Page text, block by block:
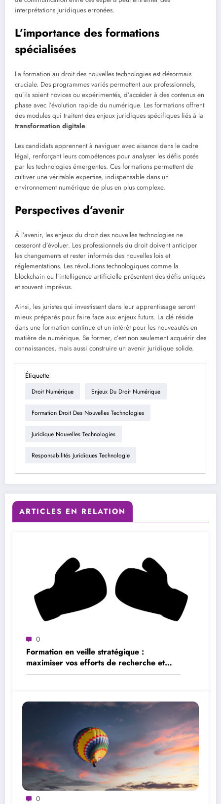
interprétations juridiques erronées.
L’importance des formations
spécialisées
La formation au droit des nouvelles technologies est désormais
cruciale. Des programmes variés permettent aux professionnels,
qu’ils soient novices ou expérimentés, d’accéder à des contenus en
phase avec l’évolution rapide du numérique. Les formations offrent
des modules qui traitent des enjeux juridiques spécifiques liés à la
transformation digitale.
Les candidats apprennent à naviguer avec aisance dans le cadre
légal, renforçant leurs compétences pour analyser les défis posés
par les technologies émergentes. Ces formations permettent de
cultiver une véritable expertise, indispensable dans un
environnement numérique de plus en plus complexe.
Perspectives d’avenir
À l’avenir, les enjeux du droit des nouvelles technologies ne
cesseront d’évoluer. Les professionnels du droit doivent anticiper
les changements et rester informés des nouvelles lois et
réglementations. Les révolutions technologiques comme la
blockchain ou l’intelligence artificielle présentent des défis uniques
et souvent imprévus.
Ainsi, les juristes qui investissent dans leur apprentissage seront
mieux préparés pour faire face aux enjeux futurs. La clé réside
dans une formation continue et un intérêt pour les nouveautés en
matière de numérique. Se former, c’est non seulement acquérir des
connaissances, mais aussi construire un avenir juridique solide.
Étiquette
Droit Numérique Enjeux Du Droit Numérique
Formation Droit Des Nouvelles Technologies
Juridique Nouvelles Technologies
Responsabilités Juridiques Technologie
ARTICLES EN RELATION
0
Formation en veille stratégique :
maximiser vos efforts de recherche et
d’analyse
0